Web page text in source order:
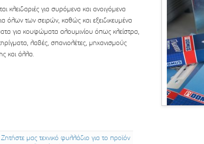
κλειδαριές για συρόμενα και ανοιγόμενα
όλων των σειρών, καθώς και εξειδικευμένα
για κουφώματα αλουμινίου όπως κλείστρα,
λαβές, σπανιολέτες, μηχανισμούς
και άλλα.
Ζητήστε μας τεχνικό φυλλάδιο για το προϊόν